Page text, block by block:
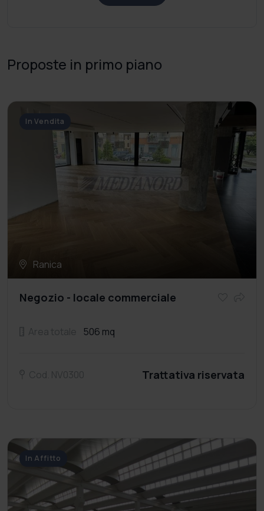
Proposte in primo piano
Ranica
In Vendita
Negozio - locale commerciale
506 mq
Trattativa riservata
In Affitto